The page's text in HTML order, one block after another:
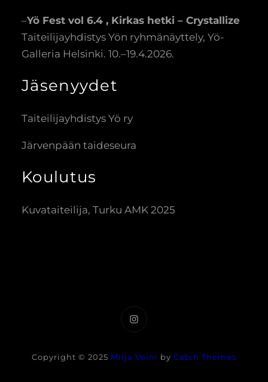
–Yö Fest vol 6.4 , Kirkas hetki – Crystallize
Taiteilijayhdistys Yön ryhmänäyttely, Yö-
Galleria Helsinki. 10.–19.4.2026.
Jäsenyydet
Taiteilijayhdistys Yö ry
Järvenpään taideseura
Koulutus
Kuvataiteilija, Turku AMK 2025
Instagram
Copyright © 2025 Milja Veini by Catch Themes